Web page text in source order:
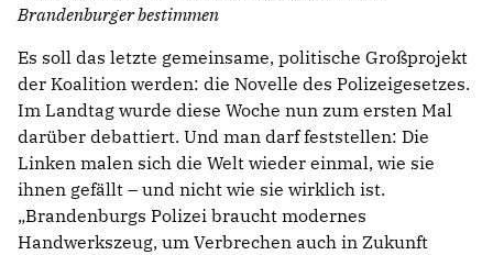
Brandenburger bestimmen
Es soll das letzte gemeinsame, politische Großprojekt
der Koalition werden: die Novelle des Polizeigesetzes.
Im Landtag wurde diese Woche nun zum ersten Mal
darüber debattiert. Und man darf feststellen: Die
Linken malen sich die Welt wieder einmal, wie sie
ihnen gefällt – und nicht wie sie wirklich ist.
Brandenburgs Polizei braucht modernes
Handwerkszeug, um Verbrechen auch in Zukunft